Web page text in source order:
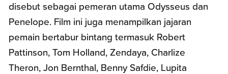
disebut sebagai pemeran utama Odysseus dan
Penelope. Film ini juga menampilkan jajaran
pemain bertabur bintang termasuk Robert
Pattinson, Tom Holland, Zendaya, Charlize
Theron, Jon Bernthal, Benny Safdie, Lupita